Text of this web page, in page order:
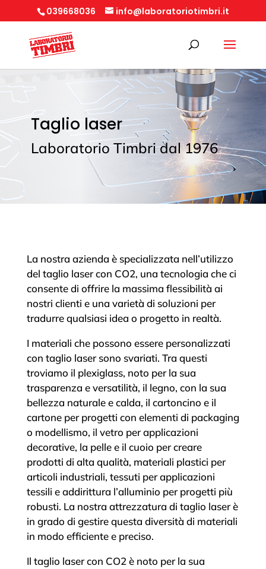
039668036 info@laboratoriotimbri.it
Taglio laser
Laboratorio Timbri dal 1976
La nostra azienda è specializzata nell’utilizzo
del taglio laser con CO2, una tecnologia che ci
consente di offrire la massima flessibilità ai
nostri clienti e una varietà di soluzioni per
tradurre qualsiasi idea o progetto in realtà.
I materiali che possono essere personalizzati
con taglio laser sono svariati. Tra questi
troviamo il plexiglass, noto per la sua
trasparenza e versatilità, il legno, con la sua
bellezza naturale e calda, il cartoncino e il
cartone per progetti con elementi di packaging
o modellismo, il vetro per applicazioni
decorative, la pelle e il cuoio per creare
prodotti di alta qualità, materiali plastici per
articoli industriali, tessuti per applicazioni
tessili e addirittura l’alluminio per progetti più
robusti. La nostra attrezzatura di taglio laser è
in grado di gestire questa diversità di materiali
in modo efficiente e preciso.
Il taglio laser con CO2 è noto per la sua